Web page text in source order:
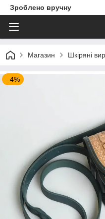
Зроблено вручну
Магазин Шкіряні
–4%